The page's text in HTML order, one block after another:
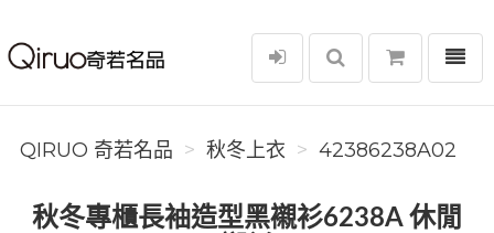
Qiruo 奇若名品
選單
QIRUO 奇若名品 秋冬上衣 42386238A02
秋冬專櫃長袖造型黑襯衫6238A 休閒